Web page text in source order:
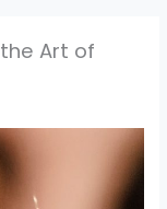
Art of